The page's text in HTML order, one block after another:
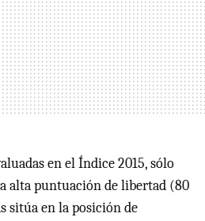
en el Índice 2015, sólo
alta puntuación de libertad (80
sitúa en la posición de